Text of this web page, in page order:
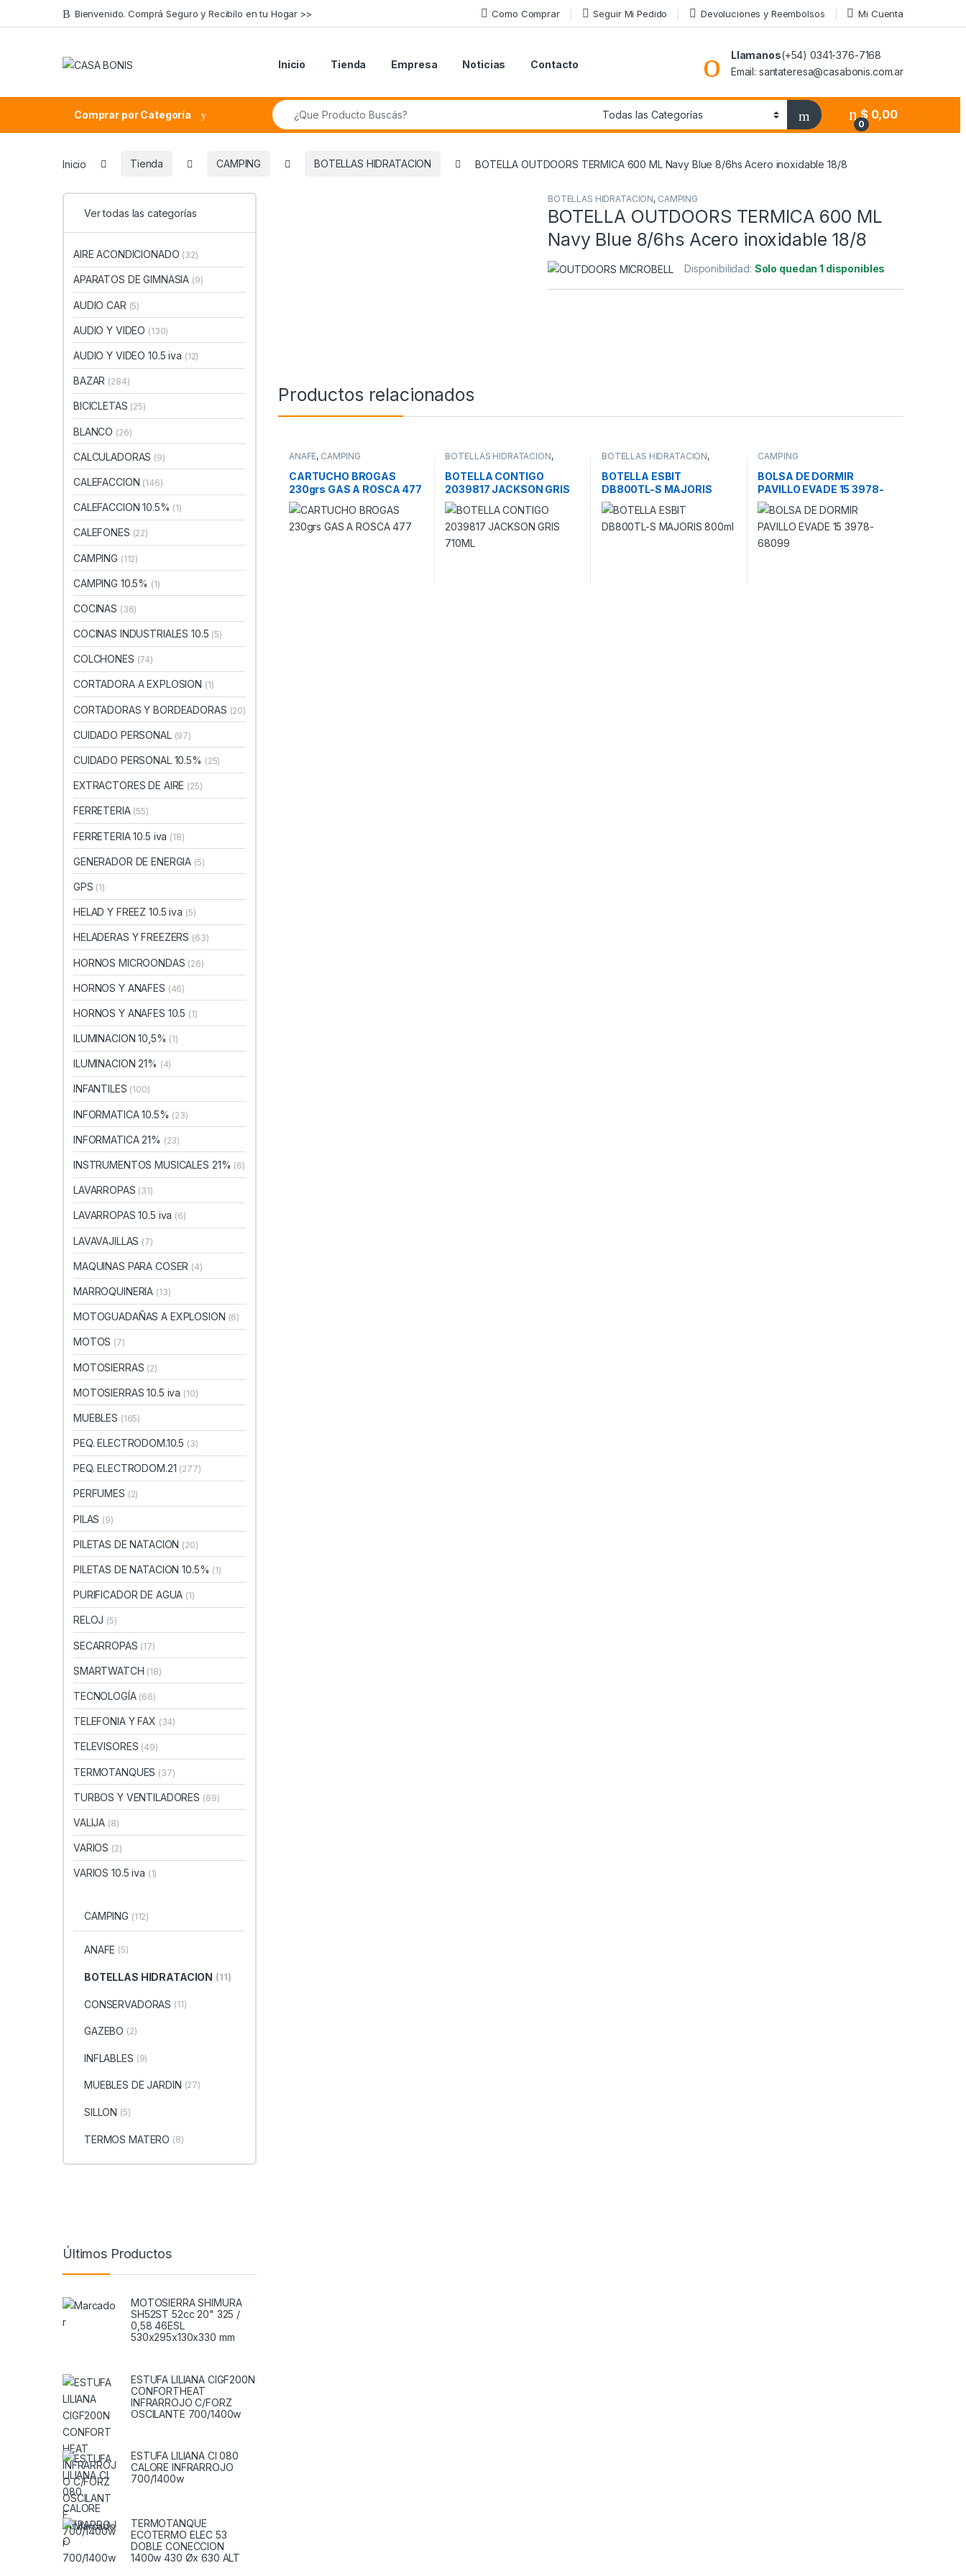
Skip to navigation
Skip to content Bienvenido. Comprá Seguro y Recibílo en tu Hogar >> Como Comprar Seguir Mi Pedido Devoluciones y Reembolsos Mi Cuenta
Inicio Tienda Empresa Noticias Contacto
Llamanos(+54) 0341-376-7168
Email: santateresa@casabonis.com.ar
Comprar por Categoría
Search for:
0
$ 0,00
Inicio Tienda CAMPING BOTELLAS HIDRATACION BOTELLA OUTDOORS TERMICA 600 ML Navy Blue 8/6hs Acero inoxidable 18/8
BOTELLAS HIDRATACION, CAMPING
BOTELLA OUTDOORS TERMICA 600 ML
Navy Blue 8/6hs Acero inoxidable 18/8
Disponibilidad: Solo quedan 1 disponibles
Productos relacionados
ANAFE, CAMPING
CARTUCHO BROGAS
230grs GAS A ROSCA 477
BOTELLAS HIDRATACION,
BOTELLA CONTIGO
2039817 JACKSON GRIS
710ML
BOTELLAS HIDRATACION,
BOTELLA ESBIT
DB800TL-S MAJORIS
800ml
CAMPING
BOLSA DE DORMIR
PAVILLO EVADE 15 3978-
68099
Ver todas las categorías
AIRE ACONDICIONADO (32)
APARATOS DE GIMNASIA (9)
AUDIO CAR (5)
AUDIO Y VIDEO (130)
AUDIO Y VIDEO 10.5 iva (12)
BAZAR (284)
BICICLETAS (25)
BLANCO (26)
CALCULADORAS (9)
CALEFACCION (146)
CALEFACCION 10.5% (1)
CALEFONES (22)
CAMPING (112)
CAMPING 10.5% (1)
COCINAS (36)
COCINAS INDUSTRIALES 10.5 (5)
COLCHONES (74)
CORTADORA A EXPLOSION (1)
CORTADORAS Y BORDEADORAS (20)
CUIDADO PERSONAL (97)
CUIDADO PERSONAL 10.5% (25)
EXTRACTORES DE AIRE (25)
FERRETERIA (55)
FERRETERIA 10.5 iva (18)
GENERADOR DE ENERGIA (5)
GPS (1)
HELAD Y FREEZ 10.5 iva (5)
HELADERAS Y FREEZERS (63)
HORNOS MICROONDAS (26)
HORNOS Y ANAFES (46)
HORNOS Y ANAFES 10.5 (1)
ILUMINACION 10,5% (1)
ILUMINACION 21% (4)
INFANTILES (100)
INFORMATICA 10.5% (23)
INFORMATICA 21% (23)
INSTRUMENTOS MUSICALES 21% (6)
LAVARROPAS (31)
LAVARROPAS 10.5 iva (6)
LAVAVAJILLAS (7)
MAQUINAS PARA COSER (4)
MARROQUINERIA (13)
MOTOGUADAÑAS A EXPLOSION (6)
MOTOS (7)
MOTOSIERRAS (2)
MOTOSIERRAS 10.5 iva (10)
MUEBLES (165)
PEQ. ELECTRODOM.10.5 (3)
PEQ. ELECTRODOM.21 (277)
PERFUMES (2)
PILAS (9)
PILETAS DE NATACION (20)
PILETAS DE NATACION 10.5% (1)
PURIFICADOR DE AGUA (1)
RELOJ (5)
SECARROPAS (17)
SMARTWATCH (18)
TECNOLOGÍA (66)
TELEFONIA Y FAX (34)
TELEVISORES (49)
TERMOTANQUES (37)
TURBOS Y VENTILADORES (89)
VALIJA (8)
VARIOS (2)
VARIOS 10.5 iva (1)
CAMPING (112)
ANAFE (5)
BOTELLAS HIDRATACION (11)
CONSERVADORAS (11)
GAZEBO (2)
INFLABLES (9)
MUEBLES DE JARDIN (27)
SILLON (5)
TERMOS MATERO (8)
Últimos Productos
MOTOSIERRA SHIMURA
SH52ST 52cc 20" 325 /
0,58 46ESL
530x295x130x330 mm
ESTUFA LILIANA CIGF200N
CONFORTHEAT
INFRARROJO C/FORZ
OSCILANTE 700/1400w
ESTUFA LILIANA CI 080
CALORE INFRARROJO
700/1400w
TERMOTANQUE
ECOTERMO ELEC 53
DOBLE CONECCION
1400w 430 Øx 630 ALT